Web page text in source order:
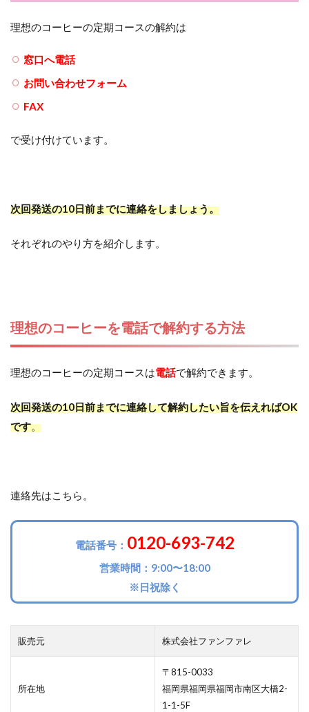
理想のコーヒーの定期コースの解約は
窓口へ電話
お問い合わせフォーム
FAX
で受け付けています。
次回発送の10日前までに連絡をしましょう。
それぞれのやり方を紹介します。
理想のコーヒーを電話で解約する方法
理想のコーヒーの定期コースは電話で解約できます。
次回発送の10日前までに連絡して解約したい旨を伝えればOK
です。
連絡先はこちら。
電話番号： 0120-693-742
営業時間：9:00〜18:00
※日祝除く
販売元 株式会社ファンファレ
所在地
〒815-0033
福岡県福岡県福岡市南区大橋2-
1-1-5F